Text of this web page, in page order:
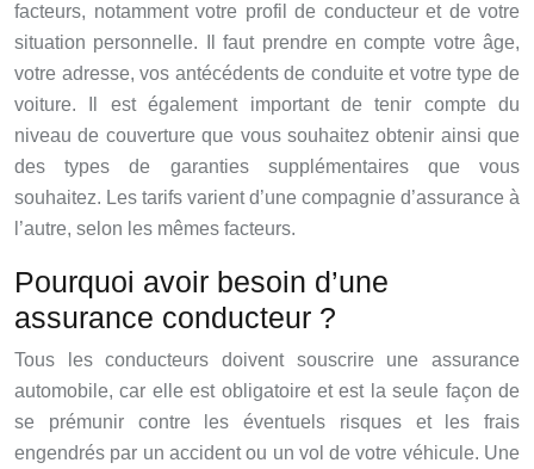
facteurs, notamment votre profil de conducteur et de votre
situation personnelle. Il faut prendre en compte votre âge,
votre adresse, vos antécédents de conduite et votre type de
voiture. Il est également important de tenir compte du
niveau de couverture que vous souhaitez obtenir ainsi que
des types de garanties supplémentaires que vous
souhaitez. Les tarifs varient d’une compagnie d’assurance à
l’autre, selon les mêmes facteurs.
Pourquoi avoir besoin d’une
assurance conducteur ?
Tous les conducteurs doivent souscrire une assurance
automobile, car elle est obligatoire et est la seule façon de
se prémunir contre les éventuels risques et les frais
engendrés par un accident ou un vol de votre véhicule. Une